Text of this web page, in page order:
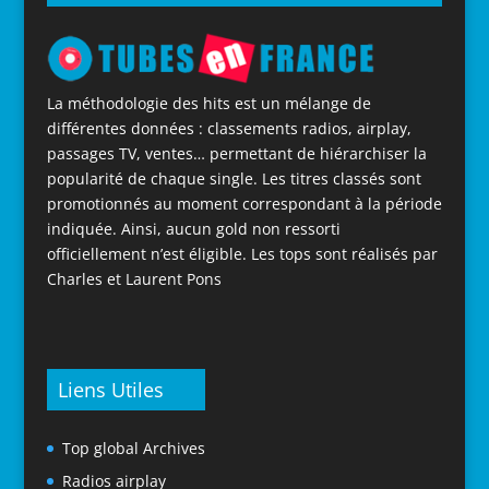
La méthodologie des hits est un mélange de
différentes données : classements radios, airplay,
passages TV, ventes… permettant de hiérarchiser la
popularité de chaque single. Les titres classés sont
promotionnés au moment correspondant à la période
indiquée. Ainsi, aucun gold non ressorti
officiellement n’est éligible. Les tops sont réalisés par
Charles et Laurent Pons
Liens Utiles
Top global Archives
Radios airplay